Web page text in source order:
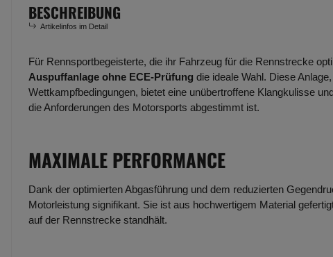
BESCHREIBUNG
Artikelinfos im Detail
Für Rennsportbegeisterte, die ihr Fahrzeug für die Rennstrecke
Auspuffanlage ohne ECE-Prüfung die ideale Wahl. Diese
Wettkampfbedingungen, bietet eine unübertroffene Klangkulisse
die Anforderungen des Motorsports abgestimmt ist.
MAXIMALE PERFORMANCE
Dank der optimierten Abgasführung und dem reduzierten
Motorleistung signifikant. Sie ist aus hochwertigem Material
auf der Rennstrecke standhält.